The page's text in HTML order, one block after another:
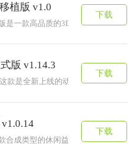
植版 v1.0
是一款高品质的3D模拟游戏，姐姐
下载
版 v1.14.3
款是全新上线的动作格斗类型的手
下载
合成类型的休闲益智游戏，一共有
下载